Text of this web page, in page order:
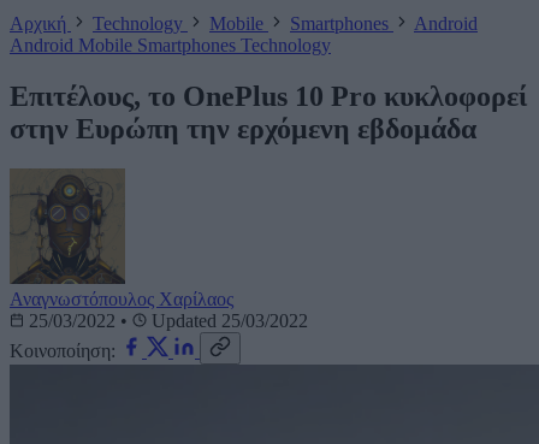
Αρχική
Technology Mobile Smartphones
Android
Android Mobile Smartphones Technology
Επιτέλους, το OnePlus 10 Pro κυκλοφορεί
στην Ευρώπη την ερχόμενη εβδομάδα
Αναγνωστόπουλος Χαρίλαος
25/03/2022 •
Updated 25/03/2022
Κοινοποίηση: